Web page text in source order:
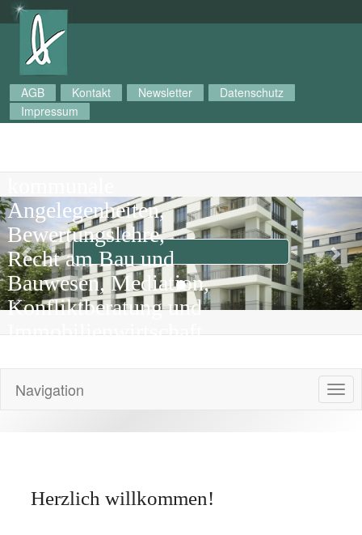
AGB Kontakt Newsletter
Datenschutz
Impressum
Angelegenheiten,
Bewertungslehre,
Recht am Bau und
Bauwesen, Mediation,
Konfliktberatung und
Immobilienwirtschaft
Navigation
Previous
Herzlich willkommen!